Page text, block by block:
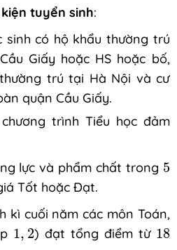
tuyển sinh:
sinh có hộ khẩu thường trú
Giấy hoặc HS hoặc bố,
trú tại Hà Nội và cư
quận Cầu Giấy.
trình Tiểu học đảm
lực và phẩm chất trong 5
5
Tốt hoặc Đạt.
kì cuối năm các môn Toán,
1, 2
1 2 ) đạt tổng điểm từ 18
18